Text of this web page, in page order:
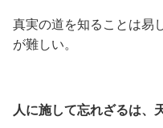
真実の道を知ることは易
が難しい。
人に施して忘れざるは、